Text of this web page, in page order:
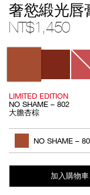
194251151342
奢慾緞光唇
NT$1,450
Variations
LIMITED EDITION
NO SHAME – 802
大膽杏棕
to
cart
Actions
其他色系
NO SHAME –
加入購物車